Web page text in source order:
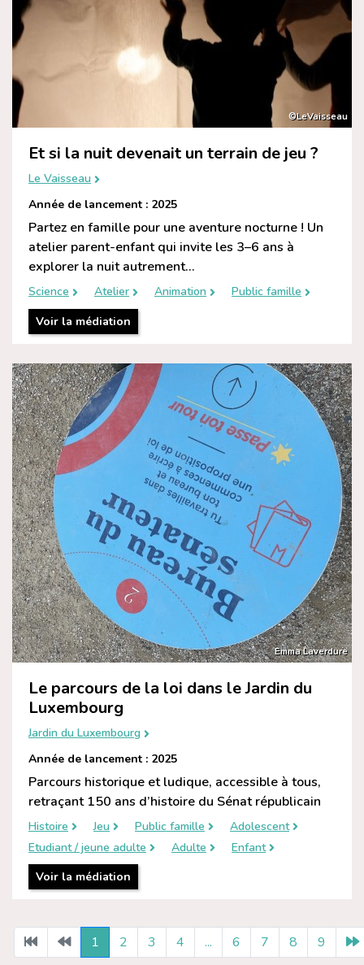
©LeVaisseau
Et si la nuit devenait un terrain de jeu ?
Le Vaisseau
Année de lancement : 2025
Partez en famille pour une aventure nocturne ! Un
atelier parent-enfant qui invite les 3–6 ans à
explorer la nuit autrement...
Science Atelier Animation
Public famille
Voir la médiation
Emma Laverdure
Le parcours de la loi dans le Jardin du
Luxembourg
Jardin du Luxembourg
Année de lancement : 2025
Parcours historique et ludique, accessible à tous,
retraçant 150 ans d’histoire du Sénat républicain
Histoire Jeu Public famille
Adolescent
Etudiant / jeune adulte
Adulte
Enfant
Voir la médiation
1 2 3 4 ... 6 7 8 9